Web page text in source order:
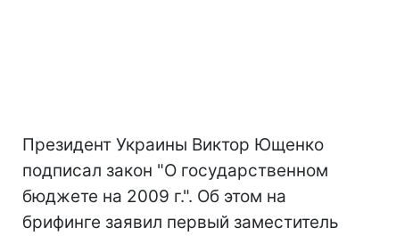
Президент Украины Виктор Ющенко
подписал закон "О государственном
бюджете на 2009 г.". Об этом на
брифинге заявил первый заместитель